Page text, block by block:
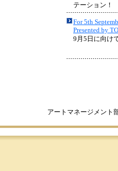
テーション！
For 5th
Presented by
9月5日に向け
アートマネージメント